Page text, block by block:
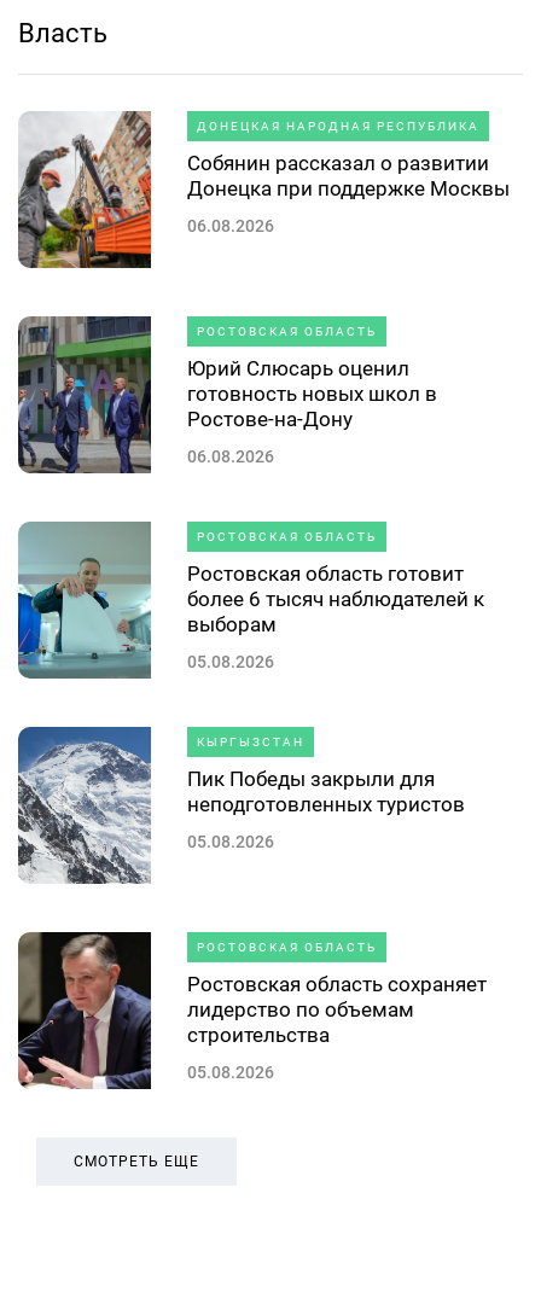
Власть
ДОНЕЦКАЯ НАРОДНАЯ РЕСПУБЛИКА
Собянин рассказал о развитии
Донецка при поддержке Москвы
06.08.2026
РОСТОВСКАЯ ОБЛАСТЬ
Юрий Слюсарь оценил
готовность новых школ в
Ростове-на-Дону
06.08.2026
РОСТОВСКАЯ ОБЛАСТЬ
Ростовская область готовит
более 6 тысяч наблюдателей к
выборам
05.08.2026
КЫРГЫЗСТАН
Пик Победы закрыли для
неподготовленных туристов
05.08.2026
РОСТОВСКАЯ ОБЛАСТЬ
Ростовская область сохраняет
лидерство по объемам
строительства
05.08.2026
СМОТРЕТЬ ЕЩЕ